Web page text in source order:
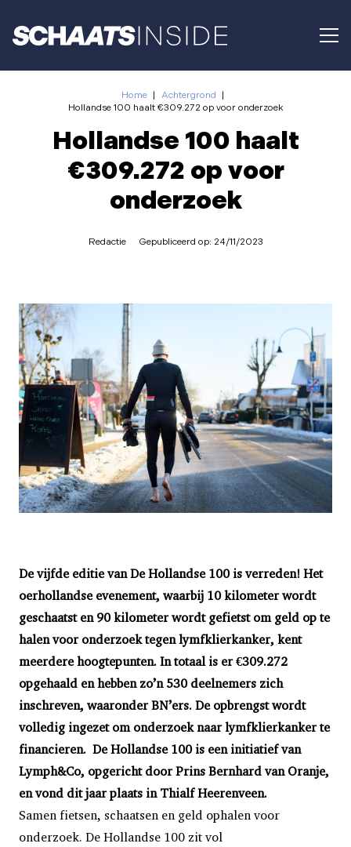
Home | Achtergrond |
Hollandse 100 haalt €309.272 op voor onderzoek
Hollandse 100 haalt
€309.272 op voor
onderzoek
Redactie Gepubliceerd op: 24/11/2023
De vijfde editie van De Hollandse 100 is verreden! Het
oerhollandse evenement, waarbij 10 kilometer wordt
geschaatst en 90 kilometer wordt gefietst om geld op te
halen voor onderzoek tegen lymfklierkanker, kent
meerdere hoogtepunten. In totaal is er €309.272
opgehaald en hebben zo’n 530 deelnemers zich
inschreven, waaronder BN’ers. De opbrengst wordt
volledig ingezet om onderzoek naar lymfklierkanker te
financieren. De Hollandse 100 is een initiatief van
Lymph&Co, opgericht door Prins Bernhard van Oranje,
en vond dit jaar plaats in Thialf Heerenveen.
Samen fietsen, schaatsen en geld ophalen voor
onderzoek. De Hollandse 100 zit vol